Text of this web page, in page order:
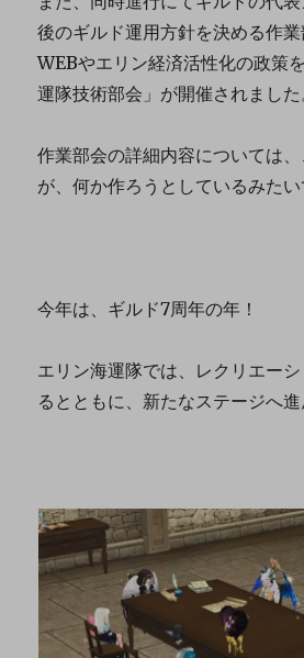
後のギルド運用方針を決める作
WEBやエリン経済活性化の政策
運隊技術部会」が開催されました
作業部会の詳細内容については
が、何か作ろうとしているみたい
今年は、ギルド7周年の年！
エリン海運隊では、レクリエー
るとともに、新たなステージへ進